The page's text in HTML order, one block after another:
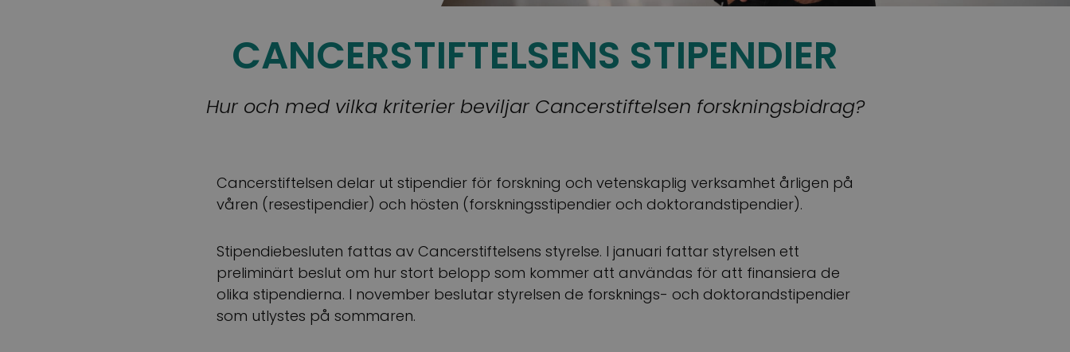
CANCERSTIFTELSENS STIPENDIER
Hur och med vilka kriterier beviljar Cancerstiftelsen forskningsbidrag?
Cancerstiftelsen delar ut stipendier för forskning och vetenskaplig verksamhet årligen på
våren (resestipendier) och hösten (forskningsstipendier och doktorandstipendier).
Stipendiebesluten fattas av Cancerstiftelsens styrelse. I januari fattar styrelsen ett
preliminärt beslut om hur stort belopp som kommer att användas för att finansiera de
olika stipendierna. I november beslutar styrelsen de forsknings- och doktorandstipendier
som utlystes på sommaren.